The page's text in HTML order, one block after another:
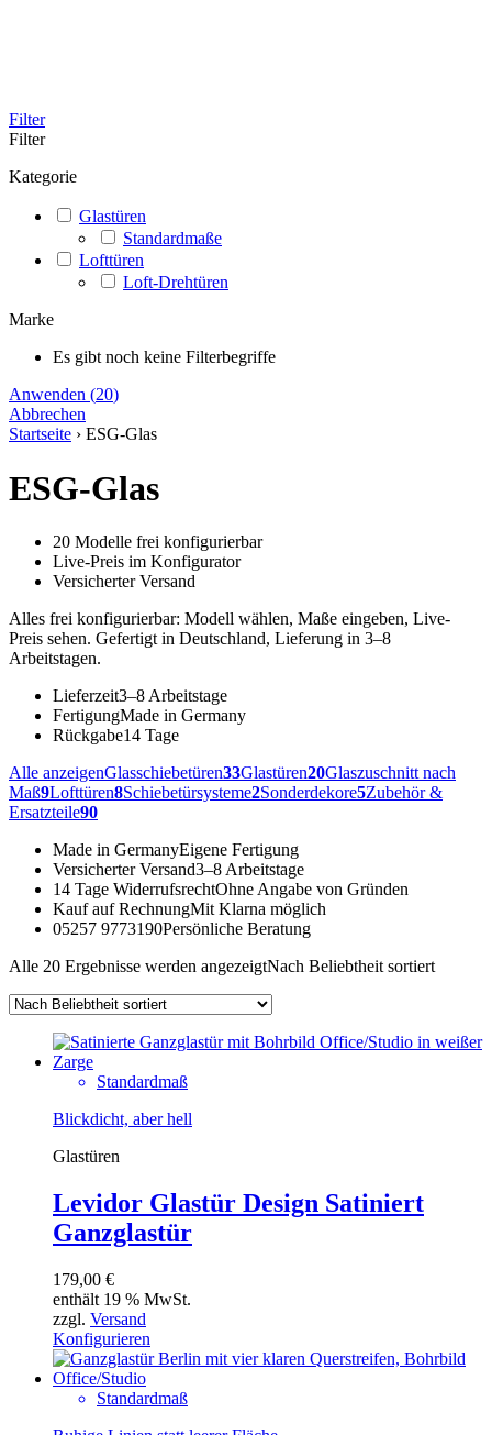
Filter
Filter
Kategorie
Glastüren
Standardmaße
Lofttüren
Loft-Drehtüren
Marke
Es gibt noch keine Filterbegriffe
Anwenden (20)
Abbrechen
Startseite › ESG-Glas
ESG-Glas
20 Modelle frei konfigurierbar
Live-Preis im Konfigurator
Versicherter Versand
Alles frei konfigurierbar: Modell wählen, Maße eingeben, Live-
Preis sehen. Gefertigt in Deutschland, Lieferung in 3–8
Arbeitstagen.
Lieferzeit3–8 Arbeitstage
FertigungMade in Germany
Rückgabe14 Tage
Alle anzeigenGlasschiebetüren33Glastüren20Glaszuschnitt nach
Maß9Lofttüren8Schiebetürsysteme2Sonderdekore5Zubehör &
Ersatzteile90
Made in GermanyEigene Fertigung
Versicherter Versand3–8 Arbeitstage
14 Tage WiderrufsrechtOhne Angabe von Gründen
Kauf auf RechnungMit Klarna möglich
05257 9773190Persönliche Beratung
Alle 20 Ergebnisse werden angezeigtNach Beliebtheit sortiert
Standardmaß
Blickdicht, aber hell
Glastüren
Levidor Glastür Design Satiniert
Ganzglastür
179,00 €
enthält 19 % MwSt.
zzgl. Versand
Konfigurieren
Standardmaß